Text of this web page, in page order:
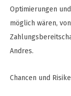
Optimierungen
möglich wären,
Andres.
Chancen und